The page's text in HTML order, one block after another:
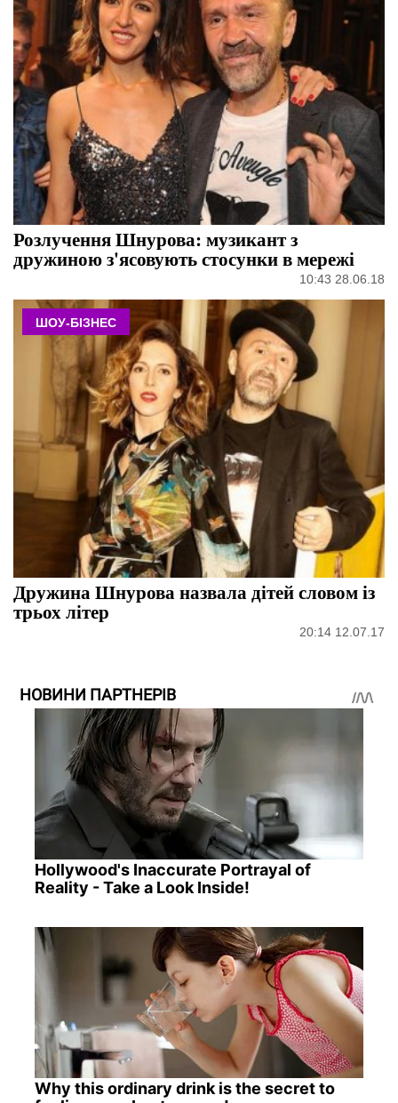
Розлучення Шнурова: музикант з
дружиною з'ясовують стосунки в мережі
10:43 28.06.18
ШОУ-БІЗНЕС
Дружина Шнурова назвала дітей словом із
трьох літер
20:14 12.07.17
НОВИНИ ПАРТНЕРІВ
Hollywood's Inaccurate Portrayal of
Reality - Take a Look Inside!
Why this ordinary drink is the secret to